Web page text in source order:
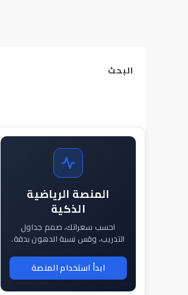
البحث
المنصة الرياضية
الذكية
احسب سعراتك، صمم جداول
التدريب، وقس نسبة الدهون بدقة.
ابدأ استخدام المنصة